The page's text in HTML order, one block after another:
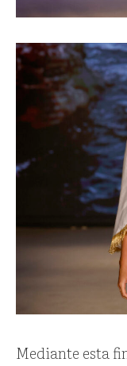
Mediante esta